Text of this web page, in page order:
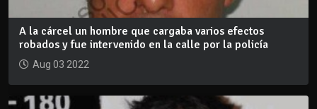
A la cárcel un hombre que cargaba varios efectos
robados y fue intervenido en la calle por la policía
Aug 03 2022